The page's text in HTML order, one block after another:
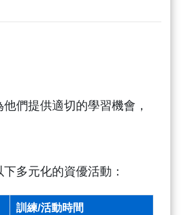
們提供適切的學習機會，
多元化的資優活動：
訓練/活動時間